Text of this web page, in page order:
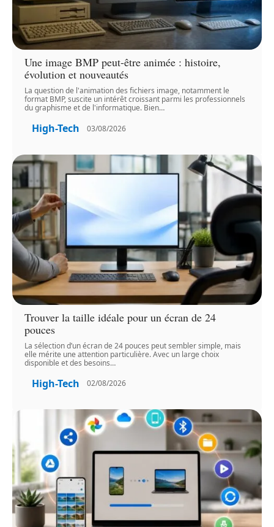
Une image BMP peut-être animée : histoire,
évolution et nouveautés
La question de l'animation des fichiers image, notamment le
format BMP, suscite un intérêt croissant parmi les professionnels
du graphisme et de l'informatique. Bien…
High-Tech 03/08/2026
Trouver la taille idéale pour un écran de 24
pouces
La sélection d’un écran de 24 pouces peut sembler simple, mais
elle mérite une attention particulière. Avec un large choix
disponible et des besoins…
High-Tech 02/08/2026